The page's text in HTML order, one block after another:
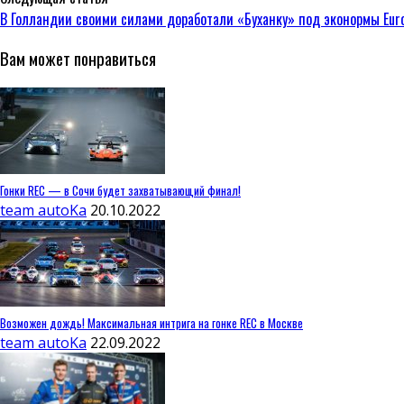
В Голландии своими силами доработали «Буханку» под эконормы
Вам может понравиться
Гонки REC — в Сочи будет захватывающий финал!
team autoKa 20.10.2022
Возможен дождь! Максимальная интрига на гонке REC в Москве
team autoKa 22.09.2022